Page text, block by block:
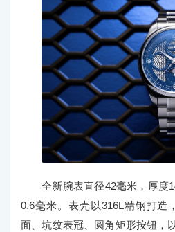
全新腕表直径42毫米，厚度
0.6毫米。表壳以316L精钢打造
面、坑纹表冠、圆角矩形按钮，